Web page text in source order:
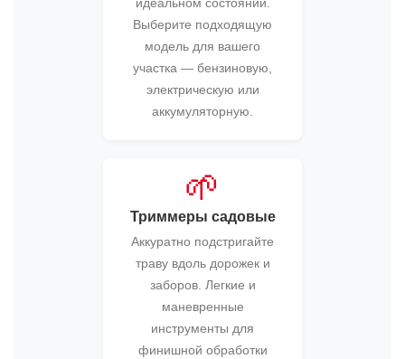
идеальном состоянии.
Выберите подходящую
модель для вашего
участка — бензиновую,
электрическую или
аккумуляторную.
🌱
Триммеры садовые
Аккуратно подстригайте
траву вдоль дорожек и
заборов. Легкие и
маневренные
инструменты для
финишной обработки